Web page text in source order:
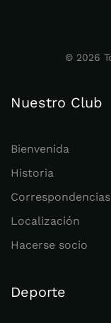
© 2026
Nuestro Club
Bienvenida
Historia
Correspondencias
Localización
Hacerse socio
Deporte